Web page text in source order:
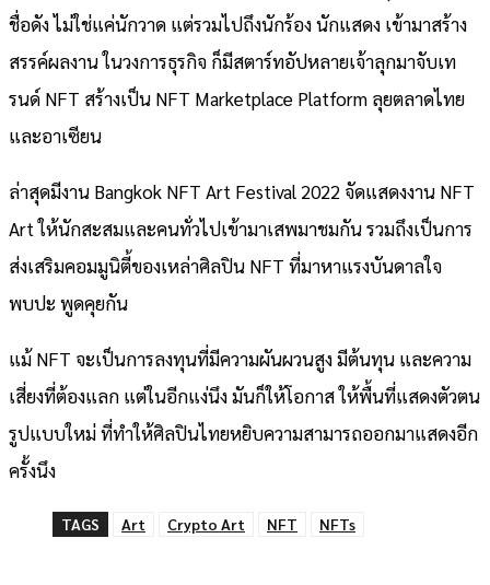
ชื่อดัง ไม่ใช่แค่นักวาด แต่รวมไปถึงนักร้อง นักแสดง เข้ามาสร้าง
สรรค์ผลงาน ในวงการธุรกิจ ก็มีสตาร์ทอัปหลายเจ้าลุกมาจับเท
รนด์ NFT สร้างเป็น NFT Marketplace Platform ลุยตลาดไทย
และอาเซียน
ล่าสุดมีงาน Bangkok NFT Art Festival 2022 จัดแสดงงาน NFT
Art ให้นักสะสมและคนทั่วไปเข้ามาเสพมาชมกัน รวมถึงเป็นการ
ส่งเสริมคอมมูนิตี้ของเหล่าศิลปิน NFT ที่มาหาแรงบันดาลใจ
พบปะ พูดคุยกัน
แม้ NFT จะเป็นการลงทุนที่มีความผันผวนสูง มีต้นทุน และความ
เสี่ยงที่ต้องแลก แต่ในอีกแง่นึง มันก็ให้โอกาส ให้พื้นที่แสดงตัวตน
รูปแบบใหม่ ที่ทำให้ศิลปินไทยหยิบความสามารถออกมาแสดงอีก
ครั้งนึง
TAGS Art Crypto Art NFT NFTs